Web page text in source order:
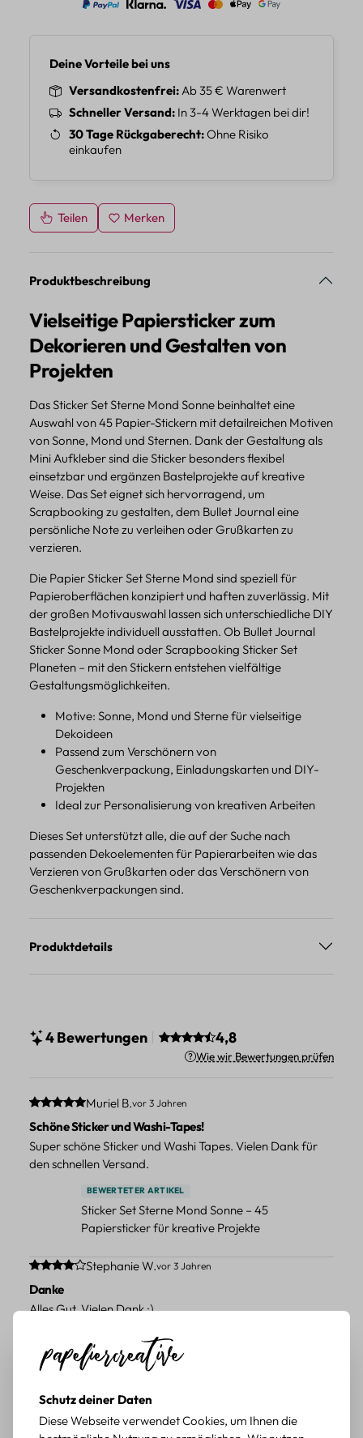
Deine Vorteile bei uns
Versandkostenfrei Ab 35 € Warenwert
Schneller Versand In 3-4 Werktagen bei dir!
30 Tage Rückgaberecht Ohne Risiko
einkaufen
Teilen Merken
Produktbeschreibung
Vielseitige Papiersticker zum
Dekorieren und Gestalten von
Projekten
Das Sticker Set Sterne Mond Sonne beinhaltet eine
Auswahl von 45 Papier-Stickern mit detailreichen Motiven
von Sonne, Mond und Sternen. Dank der Gestaltung als
Mini Aufkleber sind die Sticker besonders flexibel
einsetzbar und ergänzen Bastelprojekte auf kreative
Weise. Das Set eignet sich hervorragend, um
Scrapbooking zu gestalten, dem Bullet Journal eine
persönliche Note zu verleihen oder Grußkarten zu
verzieren.
Die Papier Sticker Set Sterne Mond sind speziell für
Papieroberflächen konzipiert und haften zuverlässig. Mit
der großen Motivauswahl lassen sich unterschiedliche DIY
Bastelprojekte individuell ausstatten. Ob Bullet Journal
Sticker Sonne Mond oder Scrapbooking Sticker Set
Planeten – mit den Stickern entstehen vielfältige
Gestaltungsmöglichkeiten.
Motive: Sonne, Mond und Sterne für vielseitige
Dekoideen
Passend zum Verschönern von
Geschenkverpackung, Einladungskarten und DIY-
Projekten
Ideal zur Personalisierung von kreativen Arbeiten
Dieses Set unterstützt alle, die auf der Suche nach
passenden Dekoelementen für Papierarbeiten wie das
Verzieren von Grußkarten oder das Verschönern von
Geschenkverpackungen sind.
Produktdetails
4 Bewertungen Durchschnittliche Bewertung
4,8
Wie wir Bewertungen prüfen
Durchschnittliche Bewertung von 5 von 5 Sternen
Muriel B.vor 3 Jahren
Schöne Sticker und Washi-Tapes!
Super schöne Sticker und Washi Tapes. Vielen Dank für
den schnellen Versand.
BEWERTETER ARTIKEL
Sticker Set Sterne Mond Sonne – 45
Papiersticker für kreative Projekte
Durchschnittliche Bewertung von 4 von 5 Sternen
Stephanie W.vor 3 Jahren
Danke
Alles Gut. Vielen Dank :)
BEWERTETER ARTIKEL
Sticker Set Sterne Mond Sonne – 45
Papiersticker für kreative Projekte
Durchschnittliche Bewertung von 5 von 5 Sternen
Chiara L.
Gerne wieder!
Schutz deiner Daten
Diese Webseite verwendet Cookies, um Ihnen die